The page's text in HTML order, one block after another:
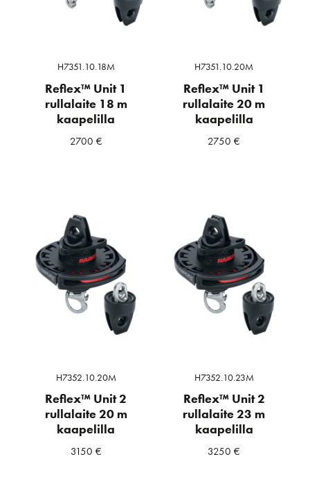
H7351.10.18M
Reflex™ Unit 1
rullalaite 18 m
kaapelilla
2700 €
H7351.10.20M
Reflex™ Unit 1
rullalaite 20 m
kaapelilla
2750€
H7352.10.20M
Reflex™ Unit 2
rullalaite 20 m
kaapelilla
3150 €
H7352.10.23M
Reflex™ Unit 2
rullalaite 23 m
kaapelilla
3250€